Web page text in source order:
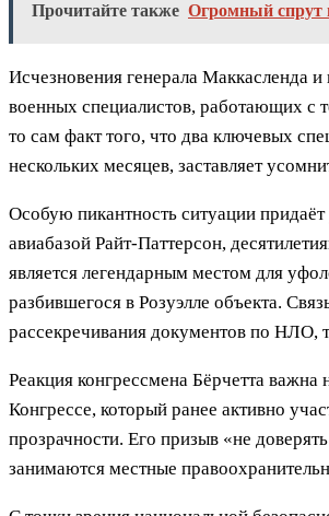
Прочитайте также Огромный спрут
Исчезновения генерала Маккасленда
военных специалистов, работающих с
то сам факт того, что два ключевых
нескольких месяцев, заставляет
Особую пикантность ситуации
авиабазой Райт-Паттерсон,
является легендарным местом для
разбившегося в Розуэлле объекта.
рассекречивания документов по НЛО,
Реакция конгрессмена Бёрчетта
Конгрессе, который ранее активно
прозрачности. Его призыв «не
занимаются местные